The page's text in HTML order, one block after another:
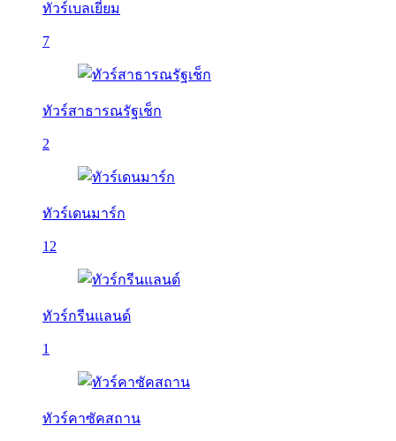
ทัวร์เบลเยี่ยม
7
ทัวร์สาธารณรัฐเช็ก
2
ทัวร์เดนมาร์ก
12
ทัวร์กรีนแลนด์
1
ทัวร์คาซัคสถาน